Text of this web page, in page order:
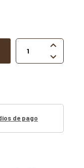


de pago